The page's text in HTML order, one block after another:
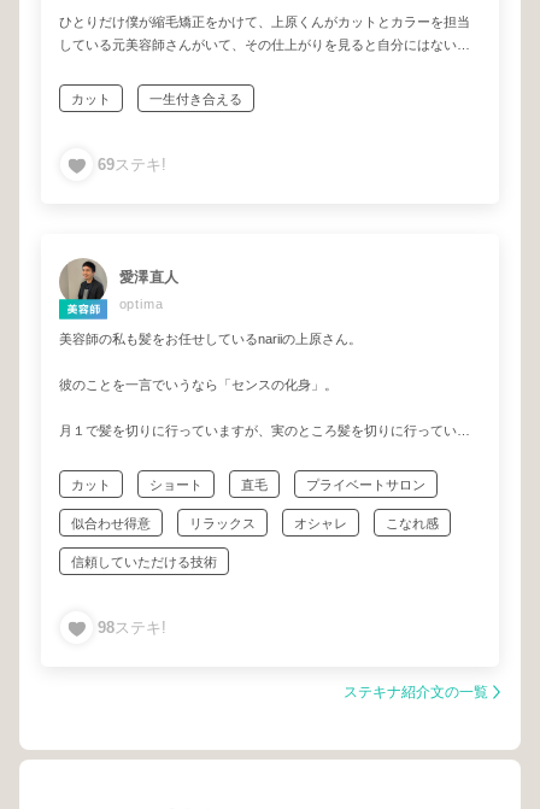
ひとりだけ僕が縮毛矯正をかけて、上原くんがカットとカラーを担当
している元美容師さんがいて、その仕上がりを見ると自分にはない技
たまに飲みに行く友人でもありますが、とても優しく人にしっかり寄
リかと。
カット 一生付き合える
69ステキ!
愛澤直人
optima
美容師の私も髪をお任せしているnariiの上原さん。
彼のことを一言でいうなら「センスの化身」。
月１で髪を切りに行っていますが、実のところ髪を切りに行っている
す。
センスのおすそ分け。
彼が得意とするスタイルは
女子力高めのな甘甘可愛いスタイルでもないし、王道のモテヘアーで
タイル” でもない。
カット ショート 直毛 プライベートサロン
似合わせ得意 リラックス オシャレ こなれ感
信頼していただける技術
98ステキ!
ステキナ紹介文の一覧